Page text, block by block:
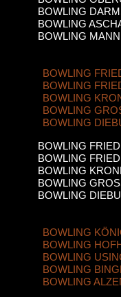
BOWLING
BOWLING
BOWLING
BOWLING
BOWLING
BOWLING
BOWLING
BOWLING
BOWLING
BOWLING
BOWLING
BOWLING
BOWLING
BOWLING
BOWLING
BOWLING
BOWLING
BOWLING